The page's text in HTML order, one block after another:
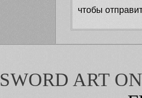
чтобы
SWORD ART